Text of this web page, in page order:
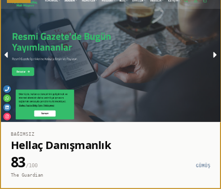
BAĞIMSIZ
Hellaç Danışmanlık
83/100
GÜMÜŞ
The Guardian